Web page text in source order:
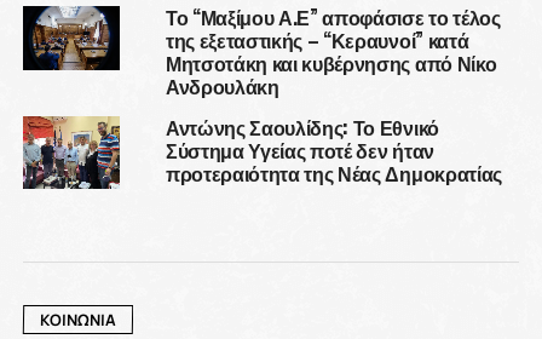
Το “Μαξίμου Α.Ε” αποφάσισε το τέλος
της εξεταστικής – “Κεραυνοί” κατά
Μητσοτάκη και κυβέρνησης από Νίκο
Ανδρουλάκη
Αντώνης Σαουλίδης: Το Εθνικό
Σύστημα Υγείας ποτέ δεν ήταν
προτεραιότητα της Νέας Δημοκρατίας
ΚΟΙΝΩΝΙΑ